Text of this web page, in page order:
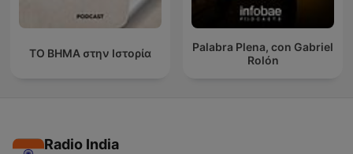
ΤΟ ΒΗΜΑ στην Ιστορία
Palabra Plena, con Gabriel
Rolón
Radio India